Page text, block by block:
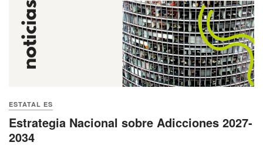
ESTATAL ES
Estrategia Nacional sobre Adicciones 2027-
2034